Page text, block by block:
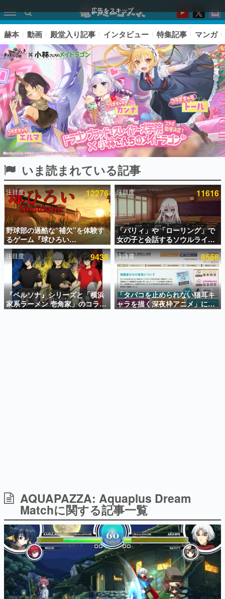
広告をスキップ
ピックアップ
電ファミのいま読まれている記事ランキング
アプリセール情報
インタビュー
連載・特集一覧
殿堂入り記事
SNS拡散数が数千以上！ ページビュー数万以上！ などな
ど。多くの人々に読まれた、電ファミ渾身の“殿堂入り”記
事をまとめました。
ルを網羅するほか、開発者へのインタビューや識者による
解説を掲載。約20年の歴史が一望できる決定版！
若ゲのいたり〜ゲームクリエイターの青春〜
『うつヌケ』『ペンと箸』等で知られるマンガ家・田中圭
一先生によるゲーム業界レポートマンガです。
なんでゲームは面白い？
ゲーム開発者・hamatsu氏がゲームの魅力を画面や操作の
具体的な形から解き明かしていく、硬派で骨太な評論連載
です。
赫本 動画 殿堂入り記事 インタビュー 特集記事 マンガ
いま読まれている記事
注目度 12276
野球部の過酷な“補欠”を体験す
るゲーム『球ひろい
Simulator』が「1件」のウィッ
シュリストをもとにチェコ語に
対応しSNSで話題に。『キング
ダム・カム』開発元やチェコの
プロ野球選手から称賛の声
注目度 11616
「パリィ」や「ローリング」で
女の子と会話するソウルライク
恋愛ゲーム『小早川さんはソウ
ルライク』無料公開。返事に失
敗すると「YOU DIED」
注目度 9438
『ペルソナ』シリーズと「横浜
家系ラーメン 壱角家」のコラボ
が8月21日から開催。”はがく
注目度 8558
「タバコを止められない猫耳キ
ャラを描く深夜枠アニメ」に視
聴者の一部から批判意見。違法